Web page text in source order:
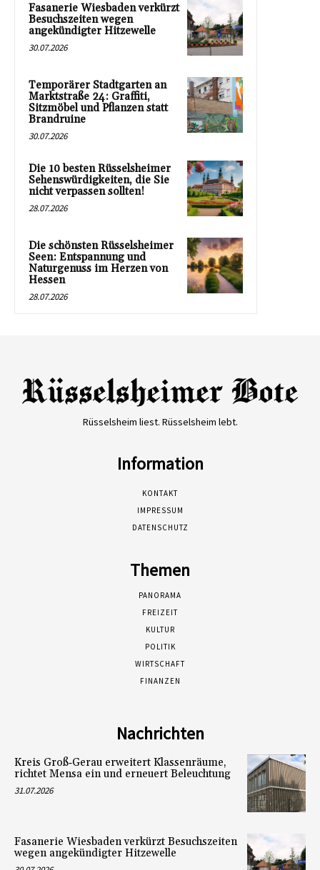
Fasanerie Wiesbaden verkürzt
Besuchszeiten wegen
angekündigter Hitzewelle
30.07.2026
Temporärer Stadtgarten an
Marktstraße 24: Graffiti,
Sitzmöbel und Pflanzen statt
Brandruine
30.07.2026
Die 10 besten Rüsselsheimer
Sehenswürdigkeiten, die Sie
nicht verpassen sollten!
28.07.2026
Die schönsten Rüsselsheimer
Seen: Entspannung und
Naturgenuss im Herzen von
Hessen
28.07.2026
Rüsselsheim liest. Rüsselsheim lebt.
Information
KONTAKT
IMPRESSUM
DATENSCHUTZ
Themen
PANORAMA
FREIZEIT
KULTUR
POLITIK
WIRTSCHAFT
FINANZEN
Nachrichten
Kreis Groß‑Gerau erweitert Klassenräume,
richtet Mensa ein und erneuert Beleuchtung
31.07.2026
Fasanerie Wiesbaden verkürzt Besuchszeiten
wegen angekündigter Hitzewelle